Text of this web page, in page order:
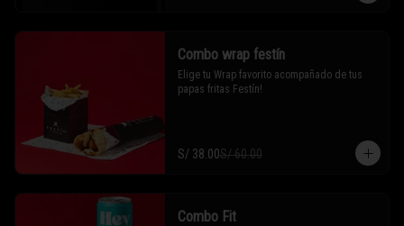
Combo wrap festín
Elige tu Wrap favorito acompañado de tus
papas fritas Festín!
S/ 38.00S/ 60.00
Combo Fit